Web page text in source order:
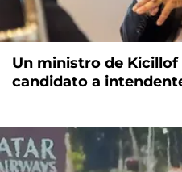
Un ministro de Kicillof
candidato a